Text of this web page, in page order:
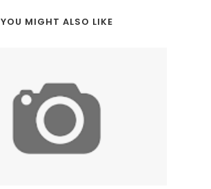
YOU MIGHT ALSO LIKE